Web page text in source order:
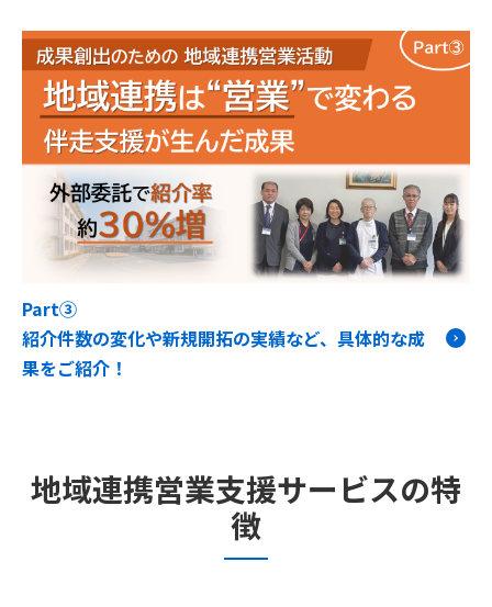
Part③
紹介件数の変化や新規開拓の実績など、具体的な成
果をご紹介！
地域連携営業支援サービスの特
徴